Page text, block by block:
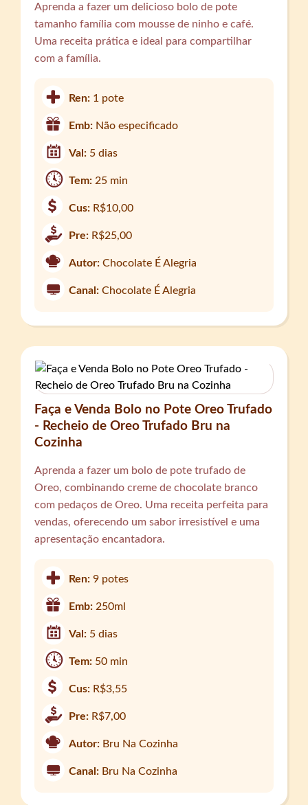
Aprenda a fazer um delicioso bolo de pote
tamanho família com mousse de ninho e café.
Uma receita prática e ideal para compartilhar
com a família.
Ren: 1 pote
Emb: Não especificado
Val: 5 dias
Tem: 25 min
Cus: R$10,00
Pre: R$25,00
Autor: Chocolate É Alegria
Canal: Chocolate É Alegria
Faça e Venda Bolo no Pote Oreo Trufado
- Recheio de Oreo Trufado Bru na
Cozinha
Aprenda a fazer um bolo de pote trufado de
Oreo, combinando creme de chocolate branco
com pedaços de Oreo. Uma receita perfeita para
vendas, oferecendo um sabor irresistível e uma
apresentação encantadora.
Ren:9 potes
Emb: 250ml
Val: 5 dias
Tem: 50 min
Cus: R$3,55
Pre: R$7,00
Autor: Bru Na Cozinha
Canal: Bru Na Cozinha